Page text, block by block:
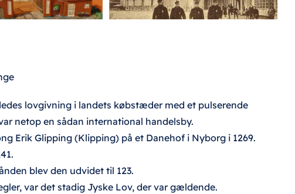
lovgivning i landets købstæder med et pulserende
netop en sådan international handelsby.
Erik Glipping (Klipping) på et Danehof i Nyborg i 1269.
blev den udvidet til 123.
var det stadig Jyske Lov, der var gældende.